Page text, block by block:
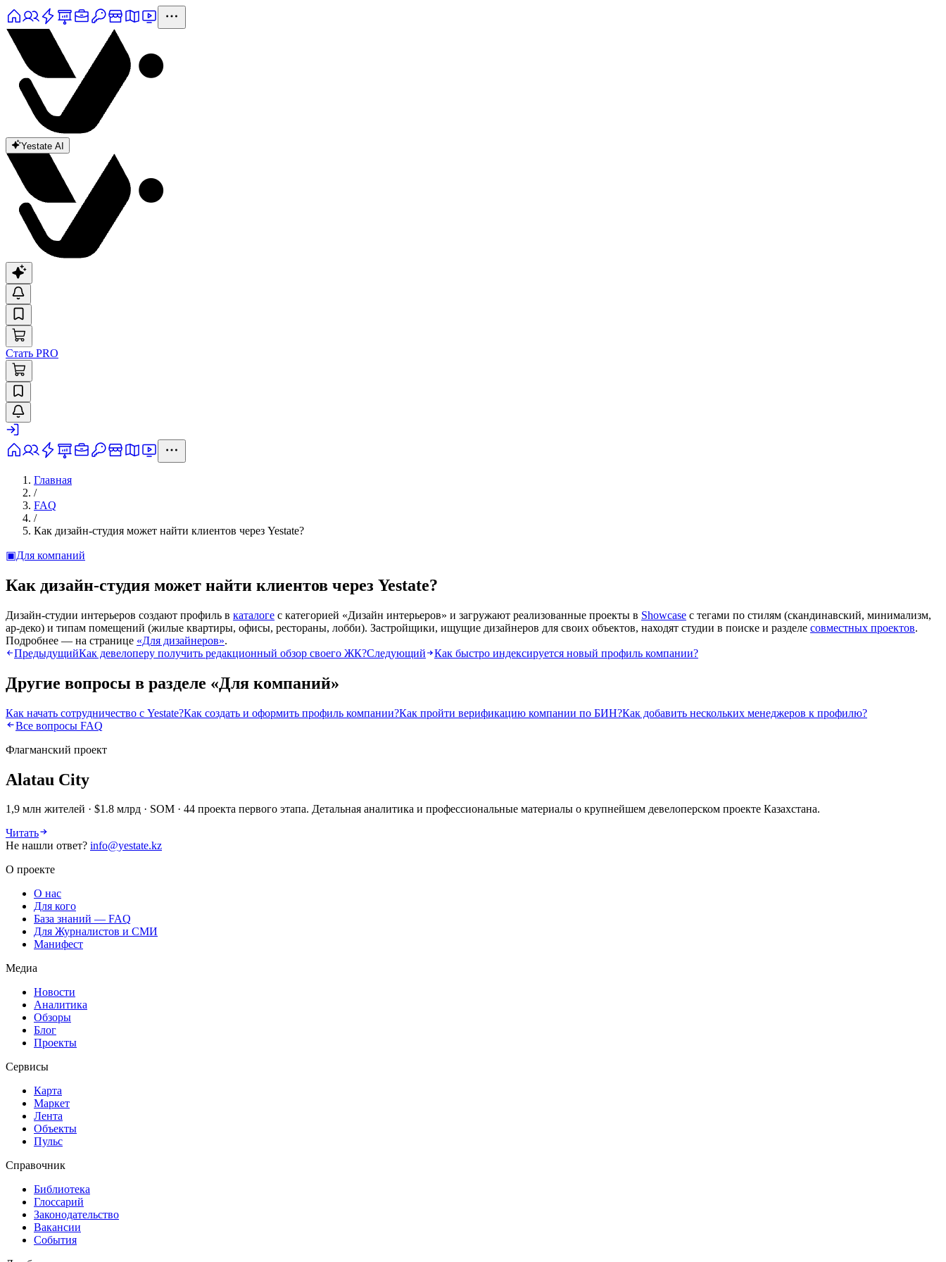
Yestate AI
Стать PRO
Главная
/
FAQ
/
Как дизайн-студия может найти клиентов через Yestate?
▣Для компаний
Как дизайн-студия может найти клиентов через Yestate?
Дизайн-студии интерьеров создают профиль в каталоге с категорией «Дизайн интерьеров» и загружают реализованные проекты в Showcase с тегами по стилям (скандинавский, минимализм,
ар-деко) и типам помещений (жилые квартиры, офисы, рестораны, лобби). Застройщики, ищущие дизайнеров для своих объектов, находят студии в поиске и разделе совместных проектов.
Подробнее — на странице «Для дизайнеров».
ПредыдущийКак девелоперу получить редакционный обзор своего ЖК?Следующий Как быстро индексируется новый профиль компании?
Другие вопросы в разделе «Для компаний»
Как начать сотрудничество с Yestate?Как создать и оформить профиль компании?Как пройти верификацию компании по БИН?Как добавить нескольких менеджеров к профилю?
Все вопросы FAQ
Флагманский проект
Alatau City
1,9 млн жителей · $1.8 млрд · SOM · 44 проекта первого этапа. Детальная аналитика и профессиональные материалы о крупнейшем девелоперском проекте Казахстана.
Читать
Не нашли ответ? info@yestate.kz
О проекте
О нас
Для кого
База знаний — FAQ
Для Журналистов и СМИ
Манифест
Медиа
Новости
Аналитика
Обзоры
Блог
Проекты
Сервисы
Карта
Маркет
Лента
Объекты
Пульс
Справочник
Библиотека
Глоссарий
Законодательство
Вакансии
События